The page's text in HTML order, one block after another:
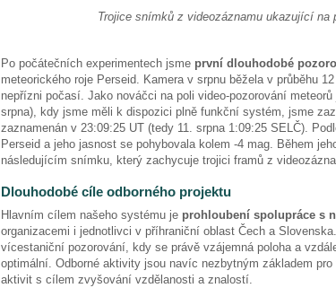
Trojice snímků z videozáznamu ukazující na
Po počátečních experimentech jsme první dlouhodobé
meteorického roje Perseid. Kamera v srpnu běžela v průběhu
nepřízni počasí. Jako nováčci na poli video-pozorování
srpna), kdy jsme měli k dispozici plně funkční systém, jsme
zaznamenán v 23:09:25 UT (tedy 11. srpna 1:09:25 SELČ).
Perseid a jeho jasnost se pohybovala kolem -4 mag. Během
následujícím snímku, který zachycuje trojici framů z
Dlouhodobé cíle odborného projektu
Hlavním cílem našeho systému je prohloubení spolupráce s
organizacemi i jednotlivci v příhraniční oblast Čech a
vícestaniční pozorování, kdy se právě vzájemná poloha a
optimální. Odborné aktivity jsou navíc nezbytným základem pro
aktivit s cílem zvyšování vzdělanosti a znalostí.